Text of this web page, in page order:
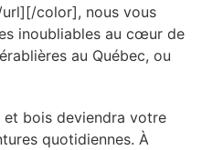
color], nous vous
inoubliables au cœur de
au Québec, ou
bois deviendra votre
quotidiennes. À